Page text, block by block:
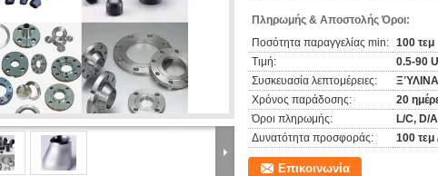
Πληρωμής & Αποστολής Όροι:
Ποσότητα παραγγελίας min: 100 τεμ
Τιμή:
0.5-90
Συσκευασία λεπτομέρειες:
Χρόνος παράδοσης:
20
Όροι πληρωμής:
L/C, D/
Δυνατότητα προσφοράς:
100 τεμ
Επικοινωνία